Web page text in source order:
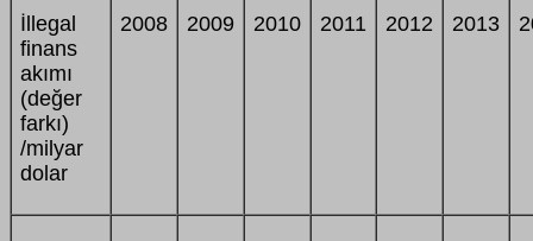
İllegal
finans
akımı
(değer
farkı)
/milyar
dolar
2008 2009 2010 2011 2012 2013